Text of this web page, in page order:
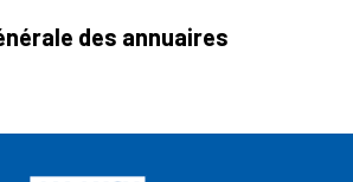
des annuaires